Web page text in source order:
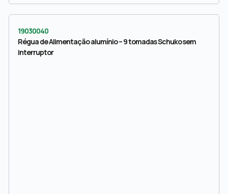
19030040
Régua de Alimentação alumínio – 9 tomadas Schuko sem
interruptor